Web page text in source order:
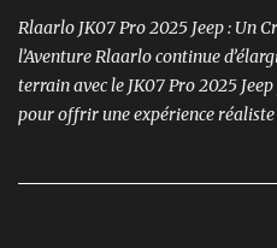
Rlaarlo JK07 Pro 2025 Jeep : Un
l’Aventure Rlaarlo continue
terrain avec le JK07 Pro 2025
pour offrir une expérience